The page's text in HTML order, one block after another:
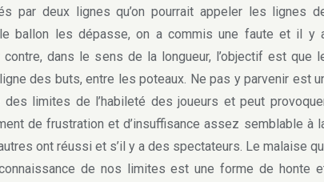
par deux lignes qu’on pourrait appeler les lignes
ballon les dépasse, on a commis une faute et il y
dans le sens de la longueur, l’objectif est que
des buts, entre les poteaux. Ne pas y parvenir est
des limites de l’habileté des joueurs et peut
de frustration et d’insuffisance assez semblable à
ont réussi et s’il y a des spectateurs. Le malaise
de nos limites est une forme de honte